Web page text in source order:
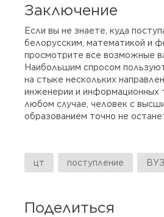
Заключение
Если вы не знаете, куда
белорусским, математикой и
просмотрите все возможные
Наибольшим спросом
на стыке нескольких
инженерии и информационных
любом случае, человек с
образованием точно не
цт поступление
Поделиться